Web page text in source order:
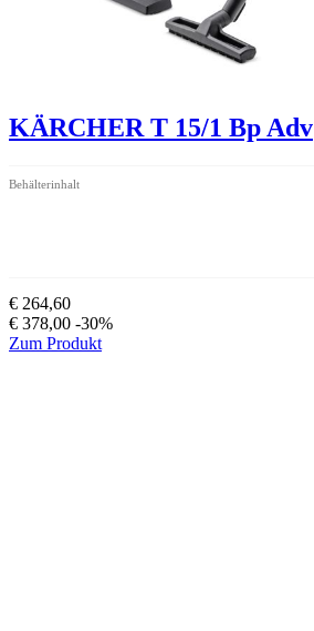
KÄRCHER T 15/1 Bp Adv
Behälterinhalt
€ 264,60
€ 378,00 -30%
Zum Produkt